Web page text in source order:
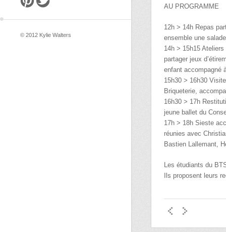
AU PROGRAMME
12h > 14h Repas
ensemble une
14h > 15h15
partager jeux
enfant accompagné
15h30 > 16h30
Briqueterie,
16h30 > 17h
jeune ballet du
17h > 18h Sieste
réunies avec
Bastien Lallemant,
Les étudiants du
Ils proposent leurs
© 2012 Kylie Walters